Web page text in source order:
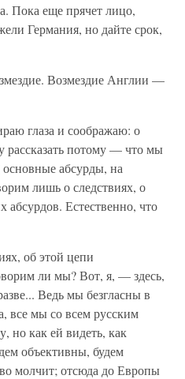
Пока еще прячет лицо,
Германия, но дайте срок,
Возмездие Англии —
глаза и соображаю: о
рассказать потому — что мы
абсурды, на
лишь о следствиях, о
Естественно, что
об этой цепи
ли мы? Вот, я, — здесь,
Ведь мы безгласны в
все мы со всем русским
но как ей видеть, как
объективны, будем
молчит; отсюда до Европы